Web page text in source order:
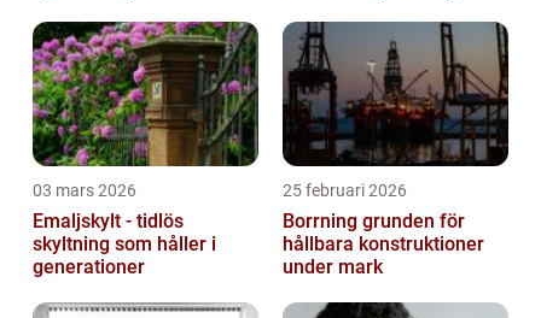
03 mars 2026
Emaljskylt - tidlös
skyltning som håller i
generationer
25 februari 2026
Borrning grunden för
hållbara konstruktioner
under mark